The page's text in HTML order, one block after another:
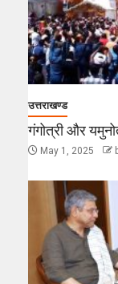
उत्तराखण्ड
गंगोत्री और
May 1, 2025